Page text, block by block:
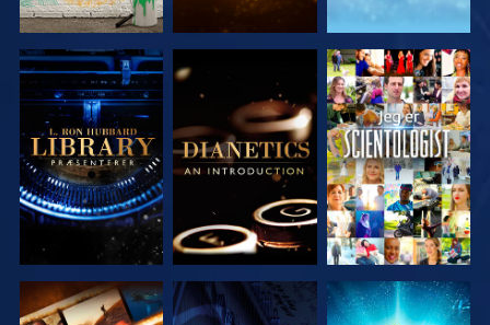
UDFORSK
SERIEN
UDFORSK
SERIEN
SE